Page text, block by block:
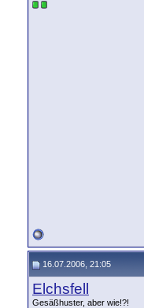
16.07.2006, 21:05
Elchsfell
Gesäßhuster, aber wie!?!